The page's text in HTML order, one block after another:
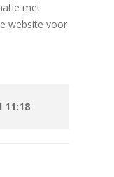
met
website voor
11:18